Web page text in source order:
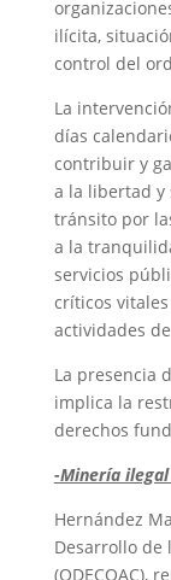
ilícita,
control del
La
días
contribuir y
a la libertad y
tránsito por
a la
servicios
críticos
actividades
La presencia
implica la
derechos
-Minería ilegal
Hernández
Desarrollo de
(ODECOAC),